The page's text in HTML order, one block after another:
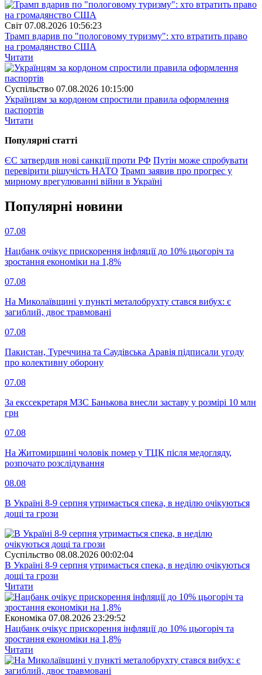
Свiт 07.08.2026 10:56:23
Трамп вдарив по "пологовому туризму": хто втратить право
на громадянство США
Читати
Суспiльство 07.08.2026 10:15:00
Українцям за кордоном спростили правила оформлення
паспортів
Читати
Популярнi статтi
ЄС затвердив нові санкції проти РФ Путін може спробувати
перевірити рішучість НАТО Трамп заявив про прогрес у
мирному врегулюванні війни в Україні
Популярнi новини
07.08
Нацбанк очікує прискорення інфляції до 10% цьогоріч та
зростання економіки на 1,8%
07.08
На Миколаївщині у пункті металобрухту стався вибух: є
загиблий, двоє травмовані
07.08
Пакистан, Туреччина та Саудівська Аравія підписали угоду
про колективну оборону
07.08
За екссекретаря МЗС Банькова внесли заставу у розмірі 10 млн
грн
07.08
На Житомирщині чоловік помер у ТЦК після медогляду,
розпочато розслідування
08.08
В Україні 8-9 серпня утримається спека, в неділю очікуються
дощі та грози
Суспiльство 08.08.2026 00:02:04
В Україні 8-9 серпня утримається спека, в неділю очікуються
дощі та грози
Читати
Економіка 07.08.2026 23:29:52
Нацбанк очікує прискорення інфляції до 10% цьогоріч та
зростання економіки на 1,8%
Читати